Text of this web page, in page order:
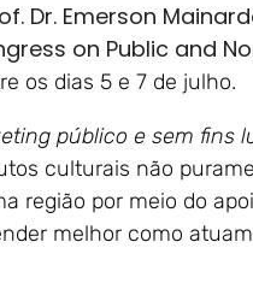
Dr. Emerson
on Public and
os dias 5 e 7 de julho.
público e sem fins
culturais não
região por meio do
melhor como